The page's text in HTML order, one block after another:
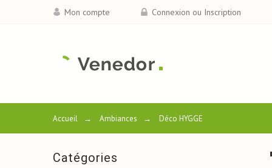
Mon compte Connexion ou Inscription
Accueil → Ambiances → Déco HYGGE
Catégories